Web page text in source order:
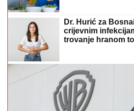
Dr. Hurić za
crijevnim
trovanje hranom